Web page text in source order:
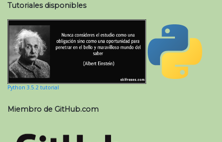
Tutoriales disponibles
Python 3.5.2 tutorial
Miembro de GitHub.com